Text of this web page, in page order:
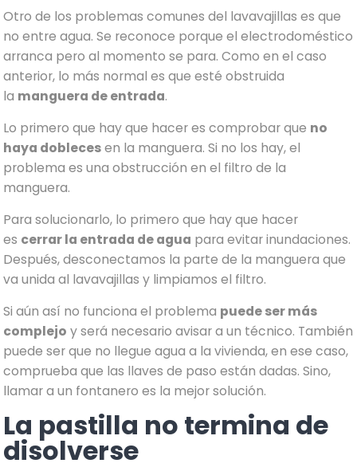
Otro de los problemas comunes del lavavajillas es que
no entre agua. Se reconoce porque el electrodoméstico
arranca pero al momento se para. Como en el caso
anterior, lo más normal es que esté obstruida
la manguera de entrada.
Lo primero que hay que hacer es comprobar que no
haya doblecesen la manguera. Si no los hay, el
problema es una obstrucción en el filtro de la
manguera.
Para solucionarlo, lo primero que hay que hacer
es cerrar la entrada de agua para evitar inundaciones.
Después, desconectamos la parte de la manguera que
va unida al lavavajillas y limpiamos el filtro.
Si aún así no funciona el problema puede ser más
complejo y será necesario avisar a un técnico. También
puede ser que no llegue agua a la vivienda, en ese caso,
comprueba que las llaves de paso están dadas. Sino,
llamar a un fontanero es la mejor solución.
La pastilla no termina de
disolverse